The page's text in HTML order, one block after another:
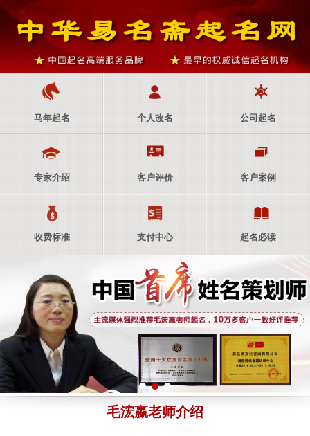
马年起名 个人改名 公司起名
专家介绍 客户评价 客户案例
收费标准 支付中心 起名必读
毛浤嬴老师介绍